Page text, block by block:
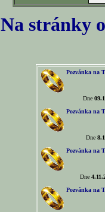
Na stránky
Pozvánka na
Dne
Pozvánka na
Dne
Pozvánka na
Dne
Pozvánka na